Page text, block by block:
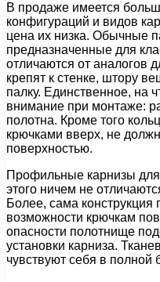
В продаже имеется
конфигураций и видов
цена их низка. Обычные
предназначенные для
отличаются от аналогов
крепят к стенке, штору
палку. Единственное, на
внимание при монтаже:
полотна. Кроме того
крючками вверх, не
поверхностью.
Профильные карнизы
этого ничем не
Более, сама
возможности крючкам
опасности полотнище
установки карниза.
чувствуют себя в полной